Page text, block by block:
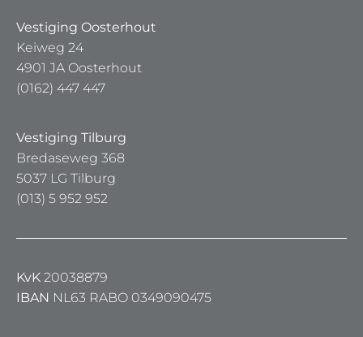
Vestiging Oosterhout
Keiweg 24
4901 JA Oosterhout
(0162) 447 447
Vestiging Tilburg
Bredaseweg 368
5037 LG Tilburg
(013) 5 952 952
KvK 20038879
IBAN NL63 RABO 0349090475